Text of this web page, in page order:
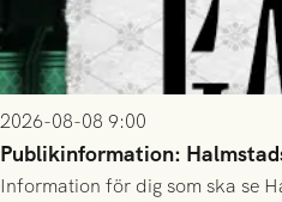
2026-08-08 9:00
Publikinformation:
Information för dig som ska se